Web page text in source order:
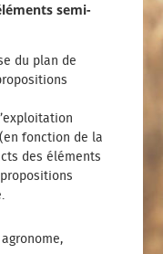
semi-
du plan de
fonction de la
des éléments
agronome,